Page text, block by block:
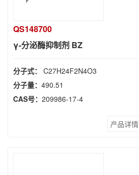
QS148700
γ-分泌酶抑制剂 BZ
分子式： C27H24F2N4O3
分子量： 490.51
CAS号： 209986-17-4
产品详情